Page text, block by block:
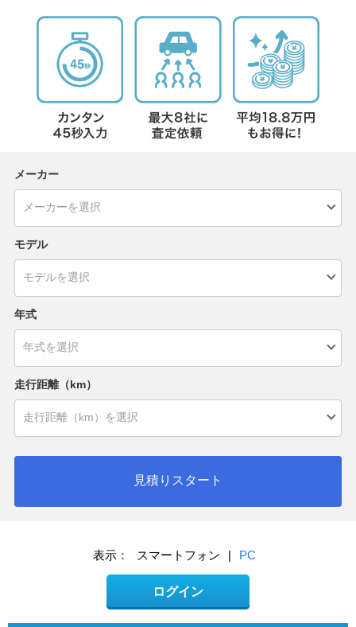
メーカー
モデル
年式
走行距離（km）
見積りスタート
表示： スマートフォン | PC
ログイン